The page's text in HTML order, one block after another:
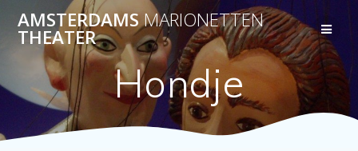
AMSTERDAMSMARIONETTEN
THEATER
Hondje